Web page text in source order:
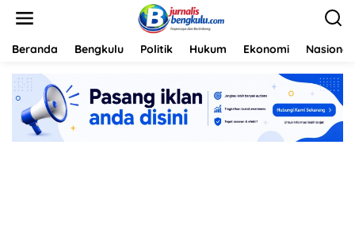
Beranda Bengkulu Politik Hukum Ekonomi Nasional